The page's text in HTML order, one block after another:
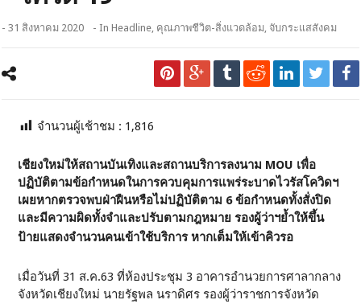
- 31 สิงหาคม 2020 - InHeadline, คุณภาพชีวิต-สิ่งแวดล้อม, จับกระแสสังคม
จำนวนผู้เช้าชม : 1,816
เชียงใหม่ให้สถานบันเทิงและสถานบริการลงนาม MOU เพื่อ
ปฏิบัติตามข้อกำหนดในการควบคุมการแพร่ระบาดไวรัสโควิดฯ
เผยหากตรวจพบฝ่าฝืนหรือไม่ปฏิบัติตาม 6 ข้อกำหนดทั้งสั่งปิด
และมีความผิดทั้งจำและปรับตามกฎหมาย รองผู้ว่าฯย้ำให้ขึ้น
ป้ายแสดงจำนวนคนเข้าใช้บริการ หากเต็มให้เข้าคิวรอ
เมื่อวันที่ 31 ส.ค.63 ที่ห้องประชุม 3 อาคารอำนวยการศาลากลาง
จังหวัดเชียงใหม่ นายรัฐพล นราดิศร รองผู้ว่าราชการจังหวัด